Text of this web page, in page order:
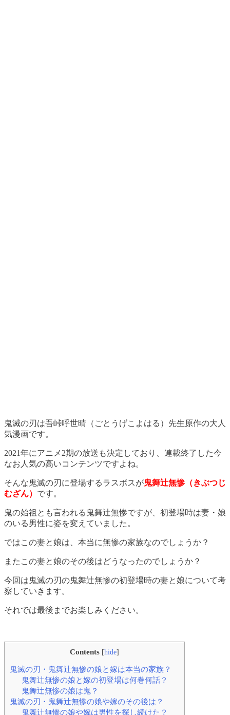
鬼滅の刃は吾峠呼世晴（ごとうげこよはる）先生原作の大人
気漫画です。
2021年にアニメ2期の放送も決定しており、連載終了した今
なお人気の高いコンテンツですよね。
そんな鬼滅の刃に登場するラスボスが鬼舞辻無惨（きぶつじ
むざん） です。
鬼の始祖とも言われる鬼舞辻無惨ですが、初登場時は妻・娘
のいる男性に姿を変えていました。
ではこの妻と娘は、本当に無惨の家族なのでしょうか？
またこの妻と娘のその後はどうなったのでしょうか？
今回は鬼滅の刃の鬼舞辻無惨の初登場時の妻と娘について考
察していきます。
それでは最後までお楽しみください。
Contents [hide]
鬼滅の刃・鬼舞辻無惨の娘と嫁は本当の家族？
鬼舞辻無惨の娘と嫁の初登場は何巻何話？
鬼舞辻無惨の娘は鬼？
鬼滅の刃・鬼舞辻無惨の娘や嫁のその後は？
鬼舞辻無惨の娘や嫁は男性を探し続けた？